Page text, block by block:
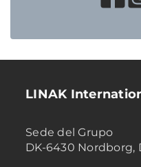
LINAK
Sede del Grupo
DK-6430 Nordborg,